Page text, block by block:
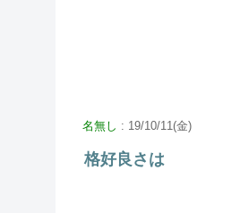
名無し : 19/10/11(金)
格好良さは